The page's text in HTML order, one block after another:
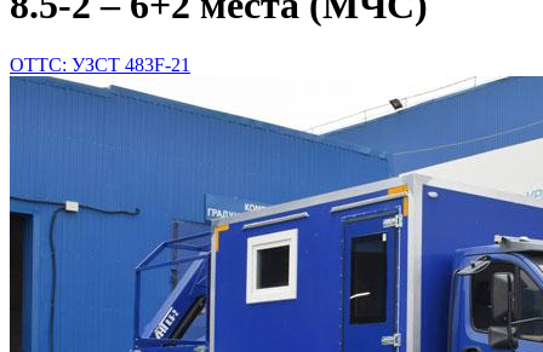
ОТТС: УЗСТ 483F-21